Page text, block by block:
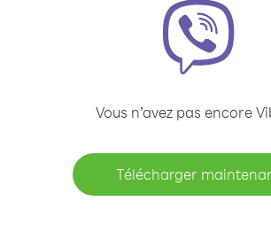
Vous n’avez pas encore
Télécharger